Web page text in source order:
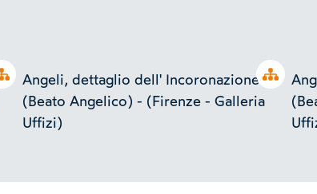
Open tree Open
Angeli, dettaglio dell' Incoronazione
(Beato Angelico) - (Firenze - Galleria
Uffizi)